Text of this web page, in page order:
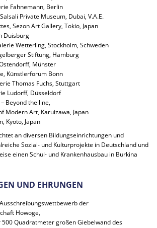
Fahnemann, Berlin
Private Museum, Dubai, V.A.E.
Sezon Art Gallery, Tokio, Japan
Duisburg
Wetterling, Stockholm, Schweden
Stiftung, Hamburg
Münster
Künstlerforum Bonn
Thomas Fuchs, Stuttgart
Ludorff, Düsseldorf
Beyond the line,
Modern Art, Karuizawa, Japan
Kyoto, Japan
an diversen Bildungseinrichtungen und
Sozial- und Kulturprojekte in Deutschland und
einen Schul- und Krankenhausbau in Burkina
UND EHRUNGEN
der
Howoge,
Quadratmeter großen Giebelwand des